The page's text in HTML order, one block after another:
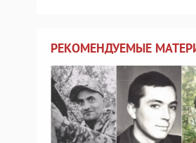
РЕКОМЕНДУЕМЫЕ